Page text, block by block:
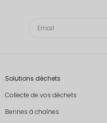
Solutions déchets
Collecte de vos déchets
Bennes à chaînes